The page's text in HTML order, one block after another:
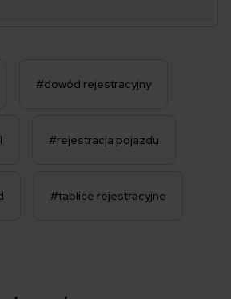
#dowód rejestracyjny
#rejestracja pojazdu
#tablice rejestracyjne